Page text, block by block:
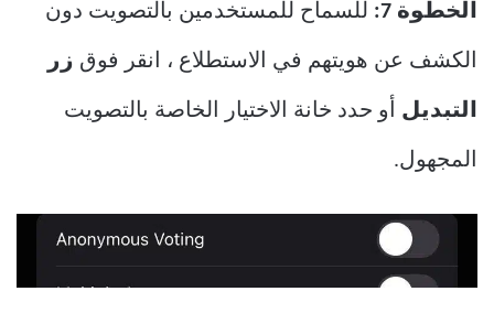
الخطوة 7: للسماح للمستخدمين بالتصويت دون
الكشف عن هويتهم في الاستطلاع ، انقر فوق زر
التبديل أو حدد خانة الاختيار الخاصة بالتصويت
المجهول.